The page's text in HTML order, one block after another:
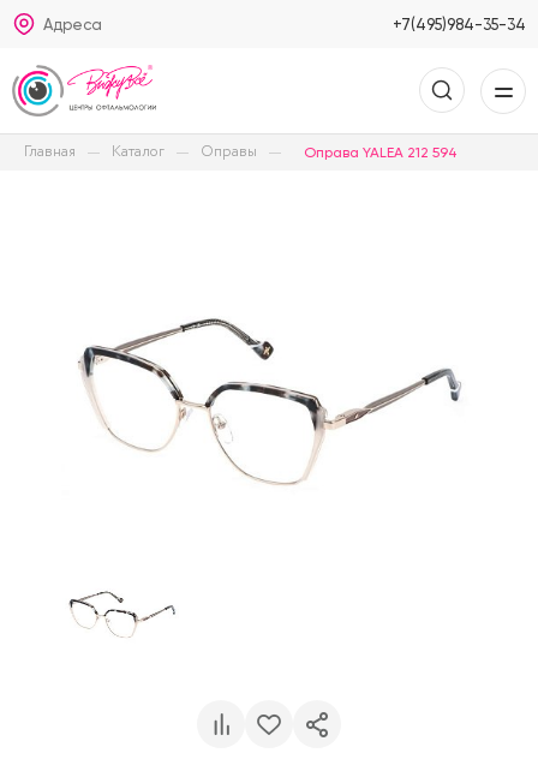
Адреса +7(495)984-35-34
Главная Каталог Оправы Оправа YALEA 212 594